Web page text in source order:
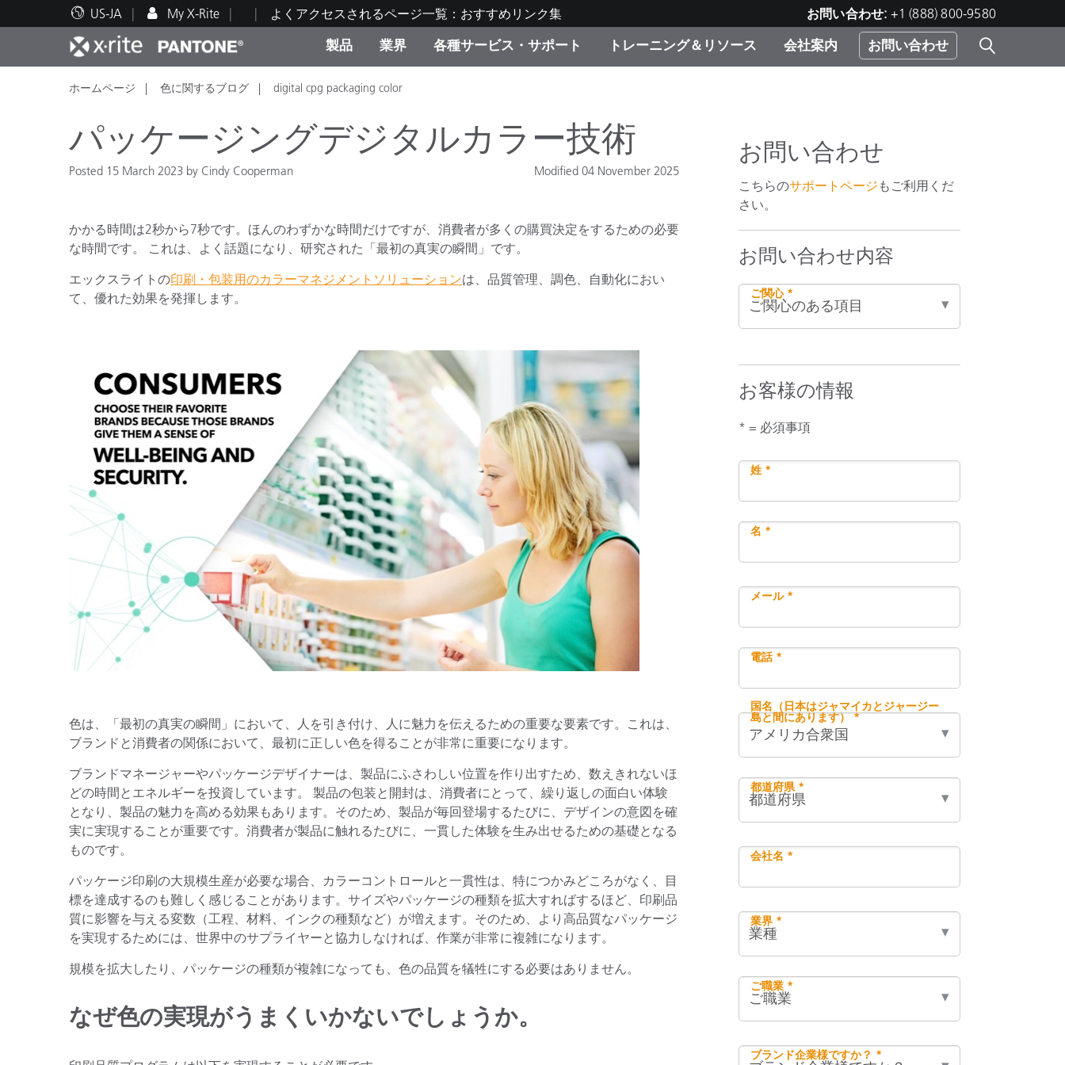
US-JA My X-Rite よくアクセスされるページ一覧：おすすめリンク集 お問い合わせ: +1 (888) 800-9580
製品
人気製品ランキング カテゴリ別
キャンペーン
業界
印刷＆パッケージ印刷
自動車
塗料・塗装
テキスタイル
リューション
食品の測色
家庭電化製品
製紙業
建築基材
耐久消費財
各種サービス・サポート
テクニカルサポート 修理の流れ・サービス一覧
トレーニング＆リソース
教育関連資料 トレーニング
その他のリソース
会社案内 お問い合わせ
ホームページ 色に関するブログ digital cpg packaging color
パッケージングデジタルカラー技術
Posted 15 March 2023 by Cindy Cooperman Modified 04 November 2025
かかる時間は2秒から7秒です。ほんのわずかな時間だけですが、消費者が多くの購買決定をするための必要
な時間です。 これは、よく話題になり、研究された「最初の真実の瞬間」です。
エックスライトの印刷・包装用のカラーマネジメントソリューションは、品質管理、調色、自動化におい
て、優れた効果を発揮します。
色は、「最初の真実の瞬間」において、人を引き付け、人に魅力を伝えるための重要な要素です。これは、
ブランドと消費者の関係において、最初に正しい色を得ることが非常に重要になります。
ブランドマネージャーやパッケージデザイナーは、製品にふさわしい位置を作り出すため、数えきれないほ
どの時間とエネルギーを投資しています。 製品の包装と開封は、消費者にとって、繰り返しの面白い体験
となり、製品の魅力を高める効果もあります。そのため、製品が毎回登場するたびに、デザインの意図を確
実に実現することが重要です。消費者が製品に触れるたびに、一貫した体験を生み出せるための基礎となる
ものです。
パッケージ印刷の大規模生産が必要な場合、カラーコントロールと一貫性は、特につかみどころがなく、目
標を達成するのも難しく感じることがあります。サイズやパッケージの種類を拡大すればするほど、印刷品
質に影響を与える変数（工程、材料、インクの種類など）が増えます。そのため、より高品質なパッケージ
を実現するためには、世界中のサプライヤーと協力しなければ、作業が非常に複雑になります。
規模を拡大したり、パッケージの種類が複雑になっても、色の品質を犠牲にする必要はありません。
なぜ色の実現がうまくいかないでしょうか。
お問い合わせ
こちらのサポートページ もご利用くだ
さい。
お問い合わせ内容
ご関心 *
お客様の情報
* = 必須事項
姓 *
名 *
メール *
電話 *
国名（日本はジャマイカとジャージー
島と間にあります） *
都道府県 *
会社名 *
業界 *
ご職業 *
ブランド企業様ですか？ *